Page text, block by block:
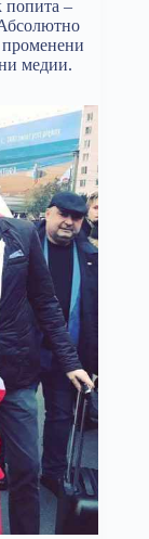
попита –
медии.